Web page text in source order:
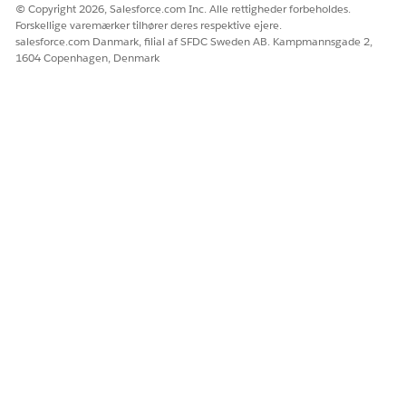
© Copyright 2026, Salesforce.com Inc. Alle rettigheder forbeholdes.
Forskellige varemærker tilhører deres respektive ejere.
salesforce.com Danmark, filial af SFDC Sweden AB. Kampmannsgade 2,
1604 Copenhagen, Denmark